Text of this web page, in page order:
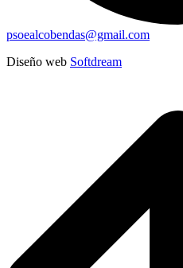
psoealcobendas@gmail.com
Diseño web Softdream